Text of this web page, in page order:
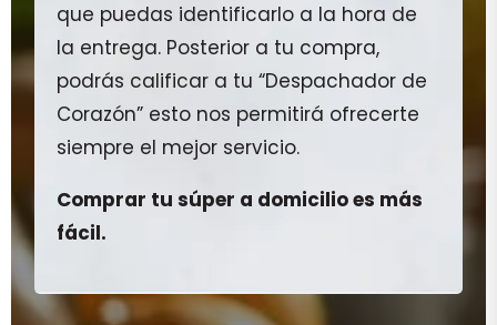
que puedas identificarlo a la hora de
la entrega. Posterior a tu compra,
podrás calificar a tu “Despachador de
Corazón” esto nos permitirá ofrecerte
siempre el mejor servicio.
Comprar tu súper a domicilio es más
fácil.